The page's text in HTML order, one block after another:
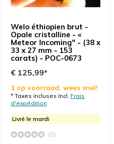
Welo éthiopien brut -
Opale cristalline - «
Meteor Incoming" - (38 x
33 x 27 mm - 153
carats) - POC-0673
€ 125,99*
1 op voorraad, wees snel!
* Taxes incluses Incl. Frais
d'expédition
Livré le mardi
(0)